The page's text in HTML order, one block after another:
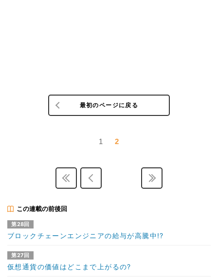
最初のページに戻る
1 2
この連載の前後回
第28回
ブロックチェーンエンジニアの給与が高騰中!?
第27回
仮想通貨の価値はどこまで上がるの?